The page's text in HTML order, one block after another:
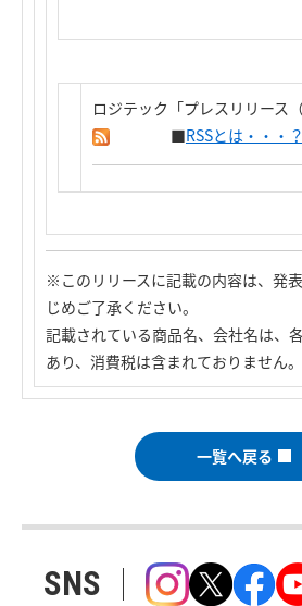
ロジテック「プレスリリース
■RSSとは・・・？
※このリリースに記載の内容は、発
じめご了承ください。
記載されている商品名、会社名は、
あり、消費税は含まれておりません。
一覧へ戻る
SNS